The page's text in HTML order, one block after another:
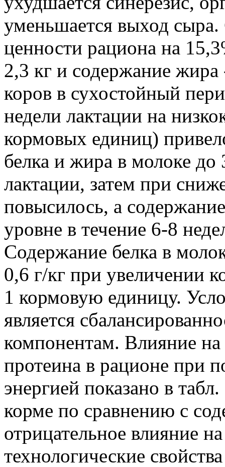
уменьшается выход
ценности рациона на
2,3 кг и содержание
коров в сухостойный
недели лактации на
кормовых единиц)
белка и жира в молоке до
лактации, затем при
повысилось, а
уровне в течение 6-8
Содержание белка в
0,6 г/кг при увеличении
1 кормовую единицу.
является
компонентам. Влияние на
протеина в рационе при
энергией показано в
корме по сравнению с
отрицательное влияние
технологические